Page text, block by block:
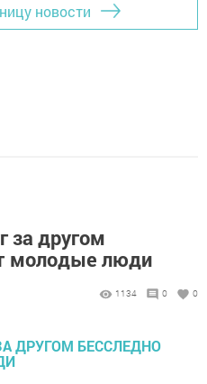
новости
за другом
молодые люди
1134 0 0